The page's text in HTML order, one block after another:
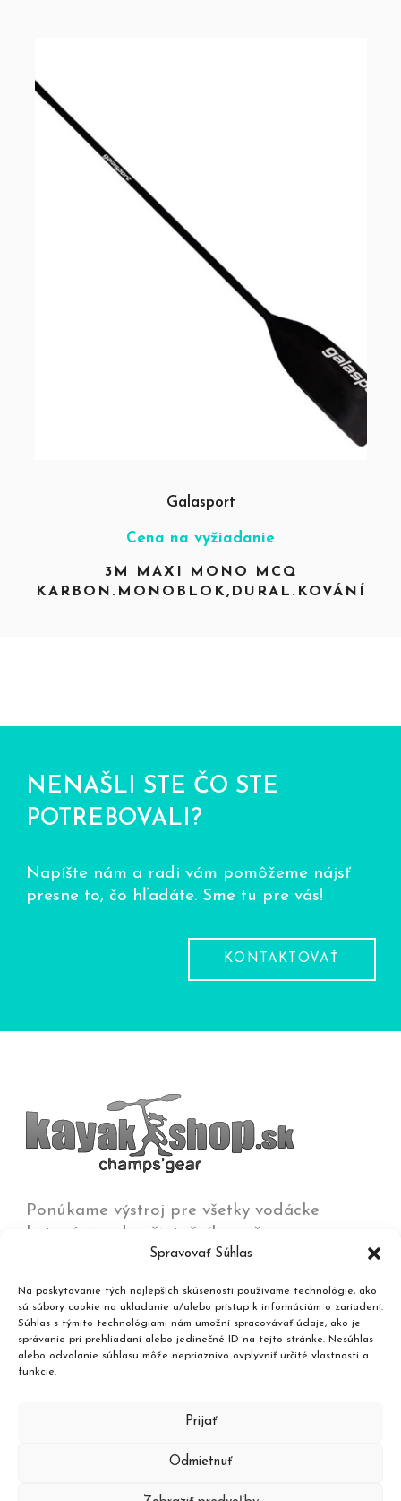
Spravovať Súhlas
Na poskytovanie tých najlepších skúseností používame technológie, ako
sú súbory cookie na ukladanie a/alebo prístup k informáciám o zariadení.
Súhlas s týmito technológiami nám umožní spracovávať údaje, ako je
správanie pri prehliadaní alebo jedinečné ID na tejto stránke. Nesúhlas
alebo odvolanie súhlasu môže nepriaznivo ovplyvniť určité vlastnosti a
funkcie.
Prijať
Odmietnuť
Galasport
Cena na vyžiadanie
3M MAXI MONO MCQ
KARBON.MONOBLOK,DURAL.KOVÁNÍ
NENAŠLI STE ČO STE
POTREBOVALI?
Napíšte nám a radi vám pomôžeme nájsť
presne to, čo hľadáte. Sme tu pre vás!
KONTAKTOVAŤ
Ponúkame výstroj pre všetky vodácke
kategórie od začiatočníkov až po
olympijských víťazov na všetkých typoch vôd
najdivokejšie rieky, umelé trate a moria.
Kontakt